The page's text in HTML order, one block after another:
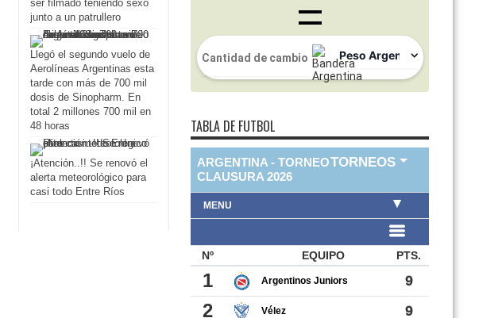
ser filmado teniendo sexo
junto a un patrullero
Llegó el segundo vuelo de
Aerolíneas Argentinas esta
tarde con más de 700 mil
dosis de Sinopharm. En
total 2 millones 700 mil en
48 horas
¡Atención..!! Se renovó el
alerta meteorológico para
casi todo Entre Ríos
TABLA DE FUTBOL